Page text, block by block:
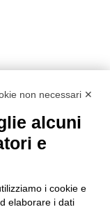
non necessari ✕
alcuni
e
i cookie e
elaborare i dati